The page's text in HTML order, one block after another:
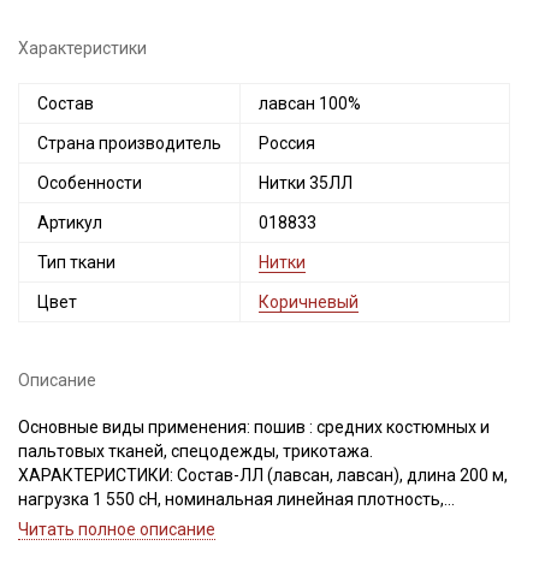
Характеристики
Состав лавсан 100%
Страна производитель Россия
Особенности Нитки 35ЛЛ
Артикул 018833
Тип ткани Нитки
Цвет Коричневый
Описание
Основные виды применения: пошив : средних костюмных и
пальтовых тканей, спецодежды, трикотажа.
ХАРАКТЕРИСТИКИ: Состав-ЛЛ (лавсан, лавсан), длина 200 м,
нагрузка 1 550 сН, номинальная линейная плотность,
Текс(структура)- 34,5 (16.7Текс*2)
Читать полное описание
Секретная рассылка от Купава
промокоды и скидки до 30% на узкие
категории тканей
Электронная почта
Подписаться
Ознакомлен(а) сПолитикой обработки персональных
данных